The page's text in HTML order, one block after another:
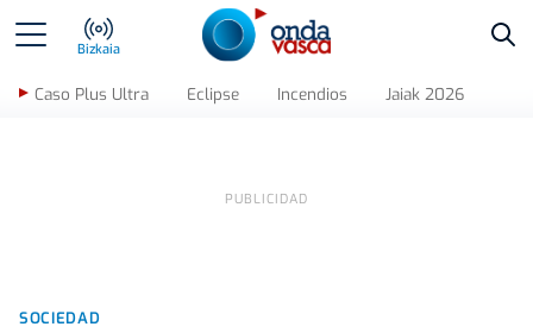
Bizkaia
Caso Plus Ultra Eclipse Incendios Jaiak 2026
SOCIEDAD